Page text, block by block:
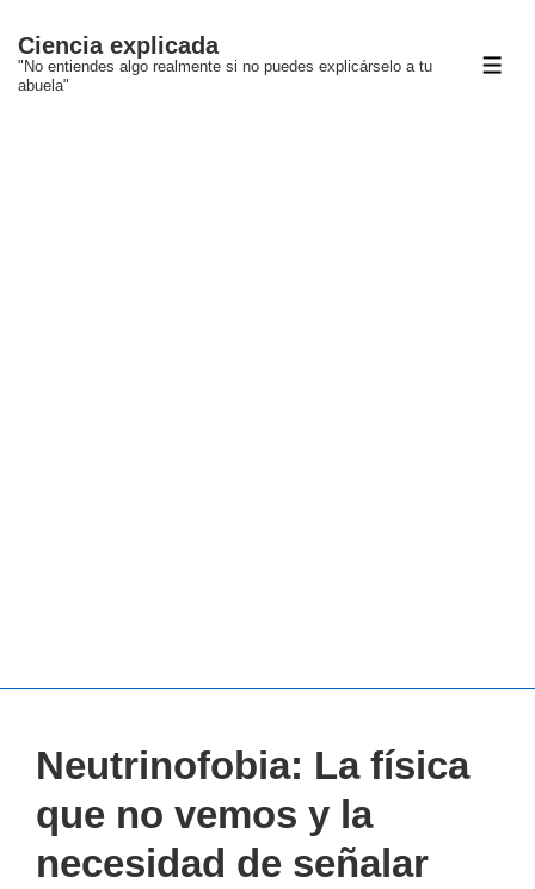
Saltar
Ciencia explicada
"No entiendes algo realmente si no puedes explicárselo a tu
abuela"
Neutrinofobia: La física
que no vemos y la
necesidad de señalar